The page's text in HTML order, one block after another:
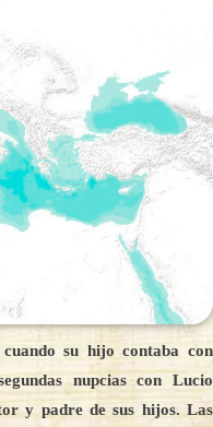
su hijo contaba con
nupcias con Lucio
y padre de sus hijos. Las